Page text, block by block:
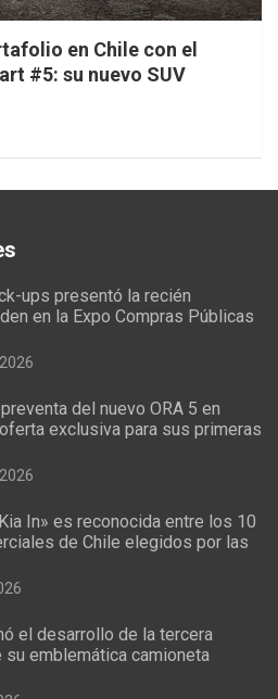
en Chile con el
#5: su nuevo SUV
ups presentó la recién
en la Expo Compras Públicas
del nuevo ORA 5 en
exclusiva para sus primeras
In» es reconocida entre los 10
de Chile elegidos por las
el desarrollo de la tercera
su emblemática camioneta